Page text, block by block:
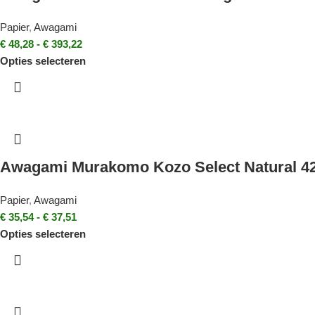
Papier, Awagami
€ 48,28 - € 393,22
Opties selecteren
Awagami Murakomo Kozo Select Natural
Papier, Awagami
€ 35,54 - € 37,51
Opties selecteren